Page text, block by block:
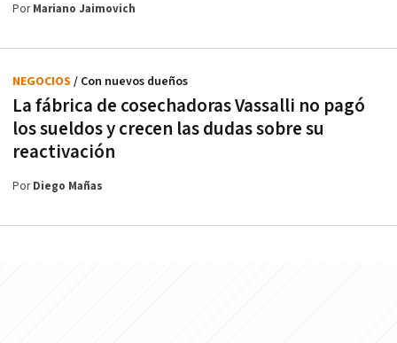
PorMariano Jaimovich
La fábrica de cosechadoras Vassalli no pagó
los sueldos y crecen las dudas sobre su
reactivación
NEGOCIOS / Con nuevos dueños
PorDiego Mañas